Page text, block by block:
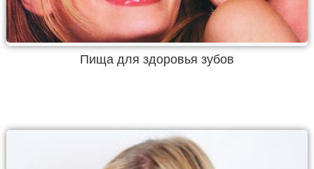
Пища для здоровья зубов